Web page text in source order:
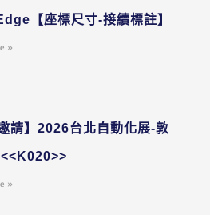
【座標尺寸-接續標註】
»
請】2026台北自動化展-敦
»